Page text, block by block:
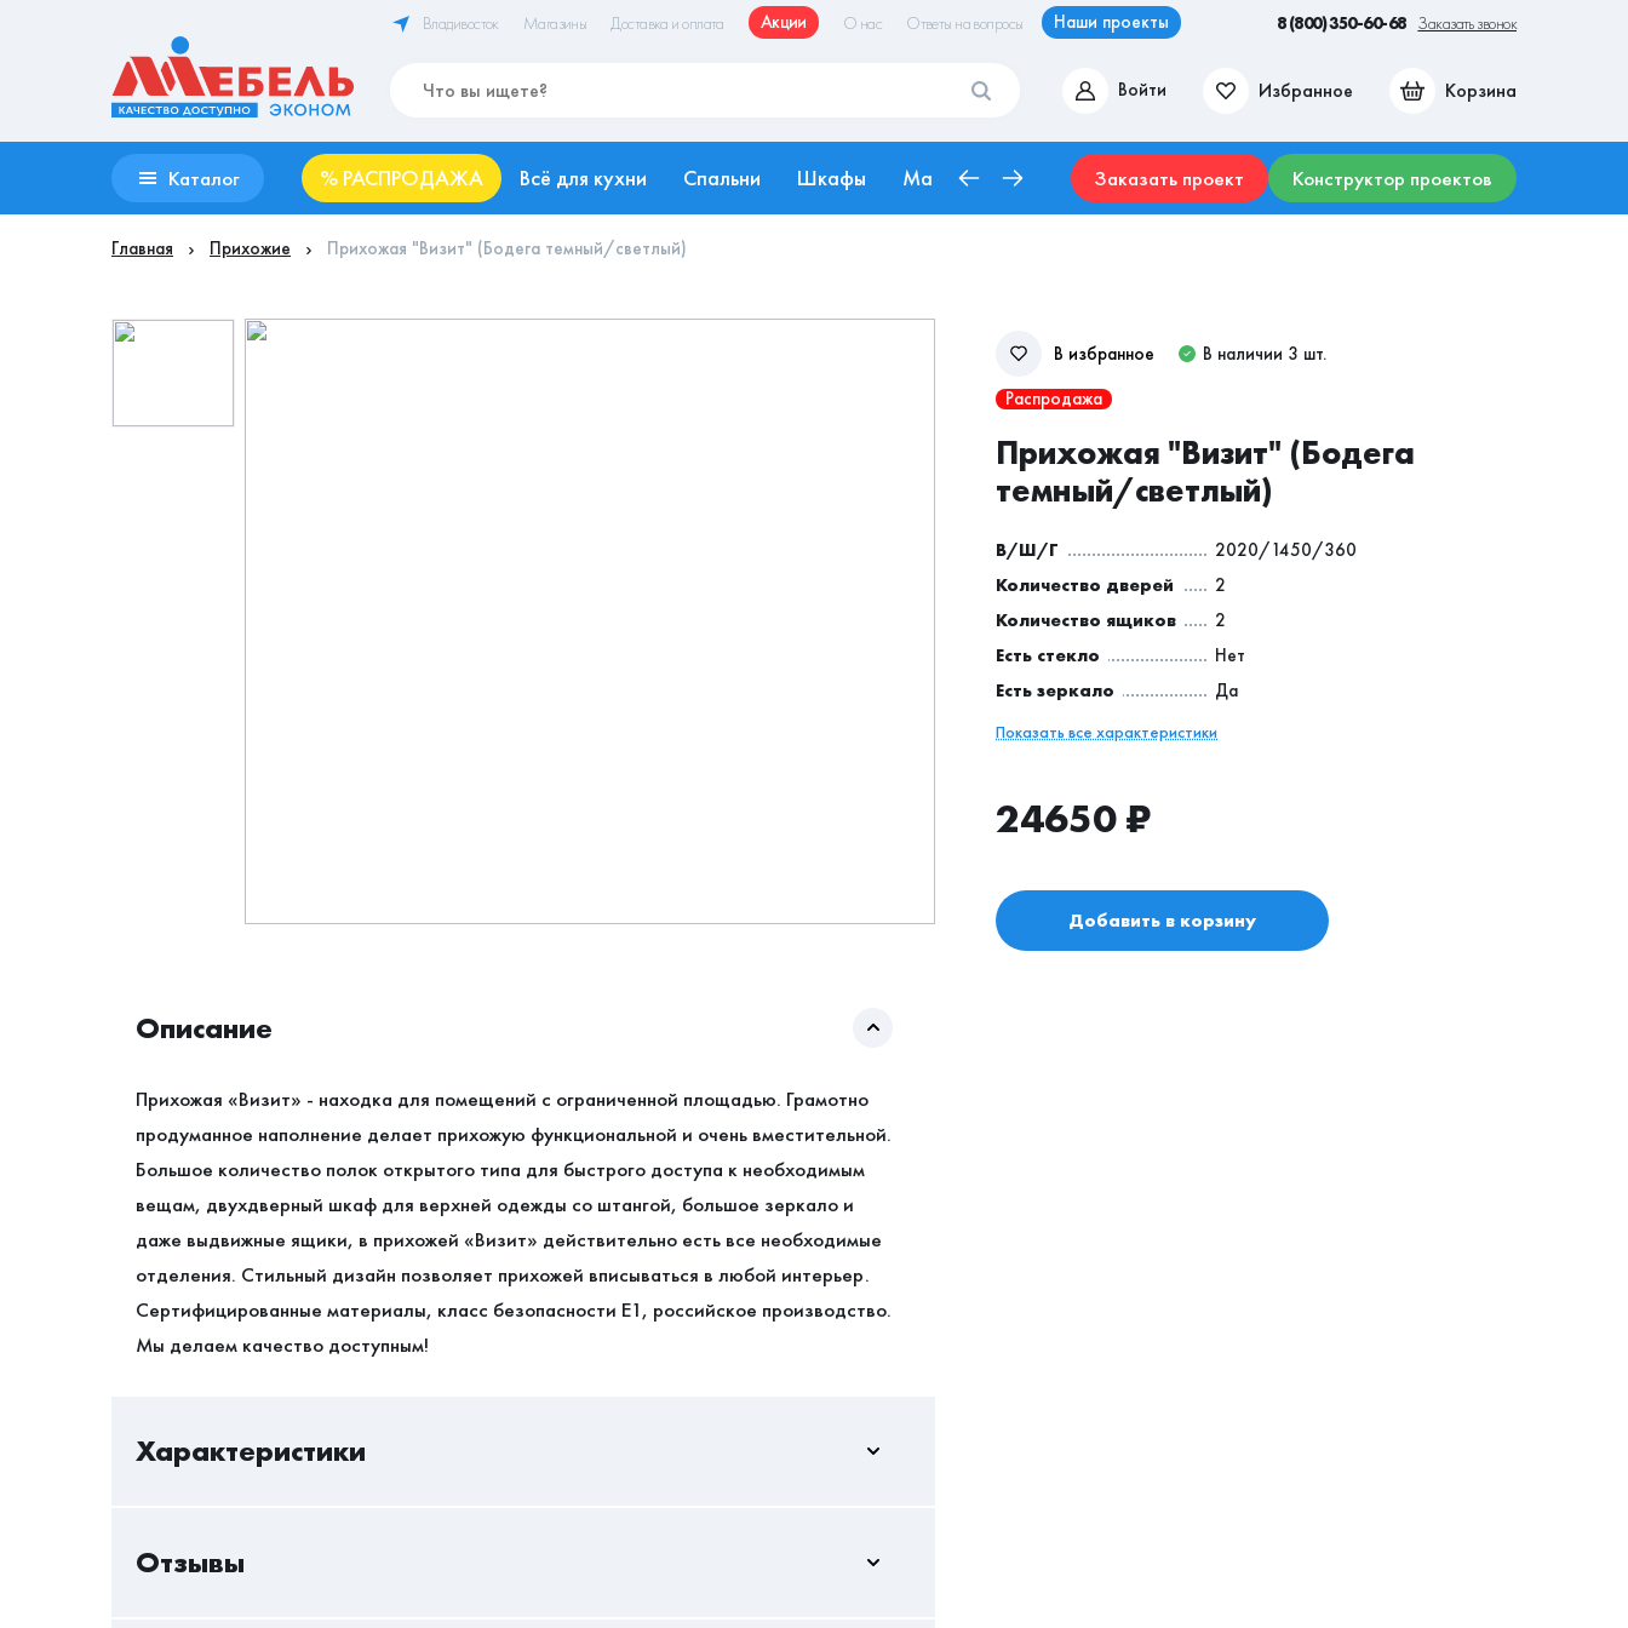
Владивосток Магазины Доставка и оплата Акции О нас Ответы на вопросы Наши проекты 8 (800) 350-60-68 Заказать звонок
Войти Избранное Корзина
Каталог % РАСПРОДАЖА Всё для кухни Спальни Шкафы Матрасы Рабочие места Гостиные Прихожие Столы
Заказать проект Конструктор проектов
Главная Прихожие Прихожая "Визит" (Бодега темный/светлый)
В избранное
В наличии 3 шт.
Распродажа
Прихожая "Визит" (Бодега
темный/светлый)
В/Ш/Г
2020/1450/360
Количество дверей
2
Количество ящиков
2
Есть стекло
Нет
Есть зеркало
Да
Показать все характеристики
24650₽
Добавить в корзину
Описание
Прихожая «Визит» - находка для помещений с ограниченной площадью. Грамотно
продуманное наполнение делает прихожую функциональной и очень вместительной.
Большое количество полок открытого типа для быстрого доступа к необходимым
вещам, двухдверный шкаф для верхней одежды со штангой, большое зеркало и
даже выдвижные ящики, в прихожей «Визит» действительно есть все необходимые
отделения. Стильный дизайн позволяет прихожей вписываться в любой интерьер.
Сертифицированные материалы, класс безопасности Е1, российское производство.
Мы делаем качество доступным!
Характеристики
В/Ш/Г
Отзывы